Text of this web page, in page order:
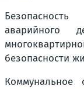
аварийного
безопасности
Коммунальное